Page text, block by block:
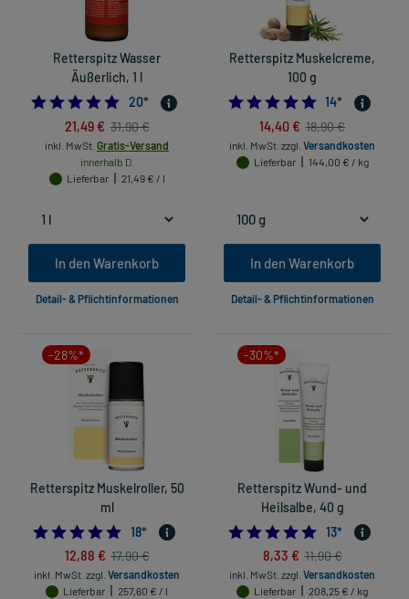
Retterspitz Wasser
Äußerlich, 1 l
5.0
20*
21,49 € 31,90 €
inkl. MwSt. Gratis-Versand
innerhalb D.
Lieferbar
21,49 € / l
In den Warenkorb
Detail- & Pflichtinformationen
Retterspitz Muskelcreme,
100 g
14*
14,40 € 18,90 €
inkl. MwSt. zzgl. Versandkosten
Lieferbar
144,00 € / kg
In den Warenkorb
Detail- & Pflichtinformationen
-28%*
Retterspitz Muskelroller, 50
ml
5.0
18*
12,88 € 17,90 €
inkl. MwSt. zzgl. Versandkosten
Lieferbar
257,60 € / l
-30%*
Retterspitz Wund- und
Heilsalbe, 40 g
13*
8,33 € 11,90 €
inkl. MwSt. zzgl. Versandkosten
Lieferbar
208,25 € / kg